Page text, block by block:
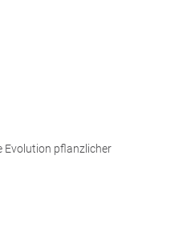
Evolution pflanzlicher